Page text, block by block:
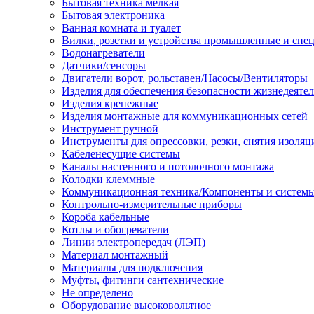
Бытовая техника мелкая
Бытовая электроника
Ванная комната и туалет
Вилки, розетки и устройства промышленные и
Водонагреватели
Датчики/сенсоры
Двигатели ворот, рольставен/Насосы/Вентиляторы
Изделия для обеспечения безопасности
Изделия крепежные
Изделия монтажные для коммуникационных сетей
Инструмент ручной
Инструменты для опрессовки, резки, снятия
Кабеленесущие системы
Каналы настенного и потолочного монтажа
Колодки клеммные
Коммуникационная техника/Компоненты и
Контрольно-измерительные приборы
Короба кабельные
Котлы и обогреватели
Линии электропередач (ЛЭП)
Материал монтажный
Материалы для подключения
Муфты, фитинги сантехнические
Не определено
Оборудование высоковольтное